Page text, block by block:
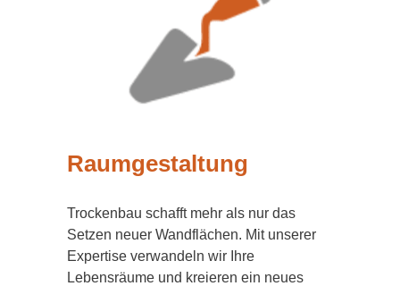
Raumgestaltung
Trockenbau schafft mehr als nur das
Setzen neuer Wandflächen. Mit unserer
Expertise verwandeln wir Ihre
Lebensräume und kreieren ein neues